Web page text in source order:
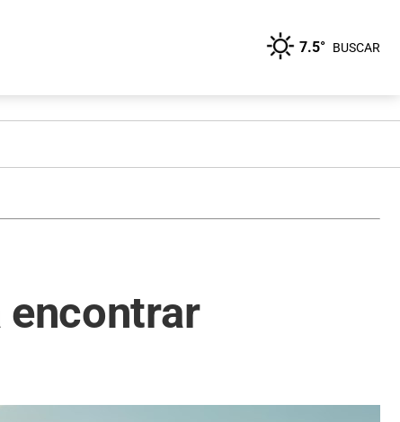
7.5° BUSCAR
encontrar